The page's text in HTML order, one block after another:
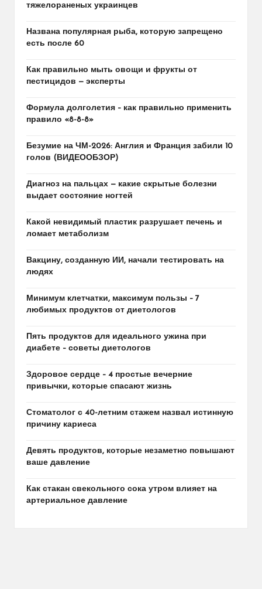
тяжелораненых украинцев
Названа популярная рыба, которую запрещено
есть после 60
Как правильно мыть овощи и фрукты от
пестицидов — эксперты
Формула долголетия – как правильно применить
правило «8-8-8»
Безумие на ЧМ-2026: Англия и Франция забили 10
голов (ВИДЕООБЗОР)
Диагноз на пальцах — какие скрытые болезни
выдает состояние ногтей
Какой невидимый пластик разрушает печень и
ломает метаболизм
Вакцину, созданную ИИ, начали тестировать на
людях
Минимум клетчатки, максимум пользы – 7
любимых продуктов от диетологов
Пять продуктов для идеального ужина при
диабете – советы диетологов
Здоровое сердце – 4 простые вечерние
привычки, которые спасают жизнь
Стоматолог с 40-летним стажем назвал истинную
причину кариеса
Девять продуктов, которые незаметно повышают
ваше давление
Как стакан свекольного сока утром влияет на
артериальное давление